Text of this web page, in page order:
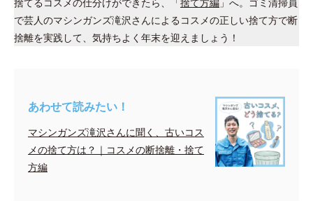
で芸人のマシンガンズ滝沢さんによるコスメの正しい捨て方で断
捨離を実践して、気持ちよく年末を迎えましょう！
あわせて読みたい！
マシンガンズ滝沢さんに聞く、古いコス
メの捨て方は？｜コスメの断捨離・捨て
方編